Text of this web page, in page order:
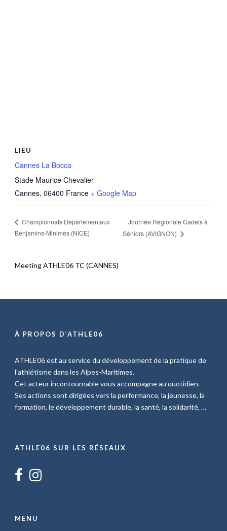
LIEU
Cannes La Bocca
Stade Maurice Chevalier
Cannes, 06400 France + Google Map
Championnats Départementaux
Benjamins-Minimes (NICE)
Journée Régionale Cadets à
Séniors (AVIGNON)
Meeting ATHLE06 TC (CANNES)
À PROPOS D’ATHLE06
ATHLE06 est au service du développement de la pratique de
l’athlétisme dans les Alpes-Maritimes.
Cet acteur incontournable vous accompagne au quotidien.
Ses actions sont dirigées vers la performance, la jeunesse, la
formation, le développement durable, la santé, la solidarité, …
ATHLE06 SUR LES RÉSEAUX
MENU